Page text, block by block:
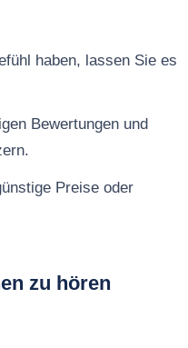
haben, lassen Sie es
Bewertungen und
Preise oder
zu hören